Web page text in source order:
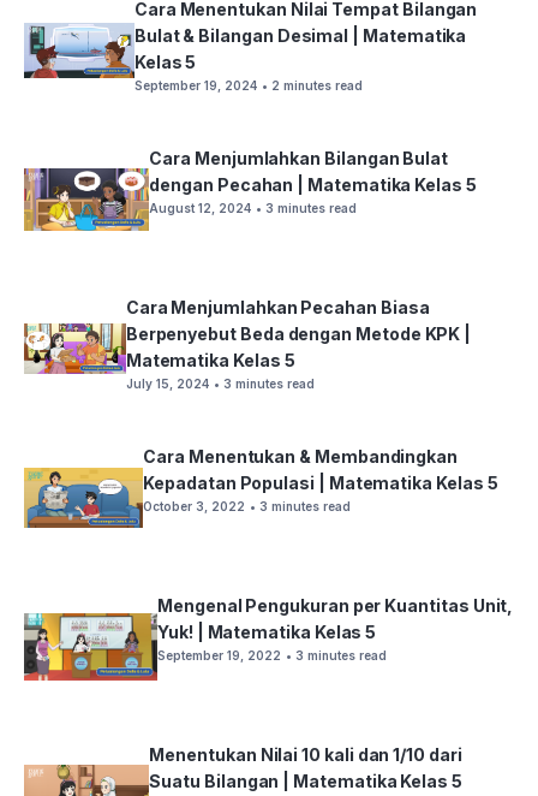
Cara Menentukan Nilai Tempat Bilangan
Bulat & Bilangan Desimal | Matematika
Kelas 5
September 19, 2024 • 2 minutes read
Cara Menjumlahkan Bilangan Bulat
dengan Pecahan | Matematika Kelas 5
August 12, 2024 • 3 minutes read
Cara Menjumlahkan Pecahan Biasa
Berpenyebut Beda dengan Metode KPK |
Matematika Kelas 5
July 15, 2024 • 3 minutes read
Cara Menentukan & Membandingkan
Kepadatan Populasi | Matematika Kelas 5
October 3, 2022 • 3 minutes read
Mengenal Pengukuran per Kuantitas Unit,
Yuk! | Matematika Kelas 5
September 19, 2022 • 3 minutes read
Menentukan Nilai 10 kali dan 1/10 dari
Suatu Bilangan | Matematika Kelas 5